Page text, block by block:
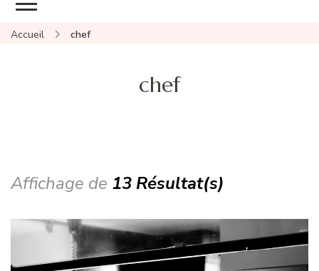
Accueil chef
chef
Affichage de 13 Résultat(s)